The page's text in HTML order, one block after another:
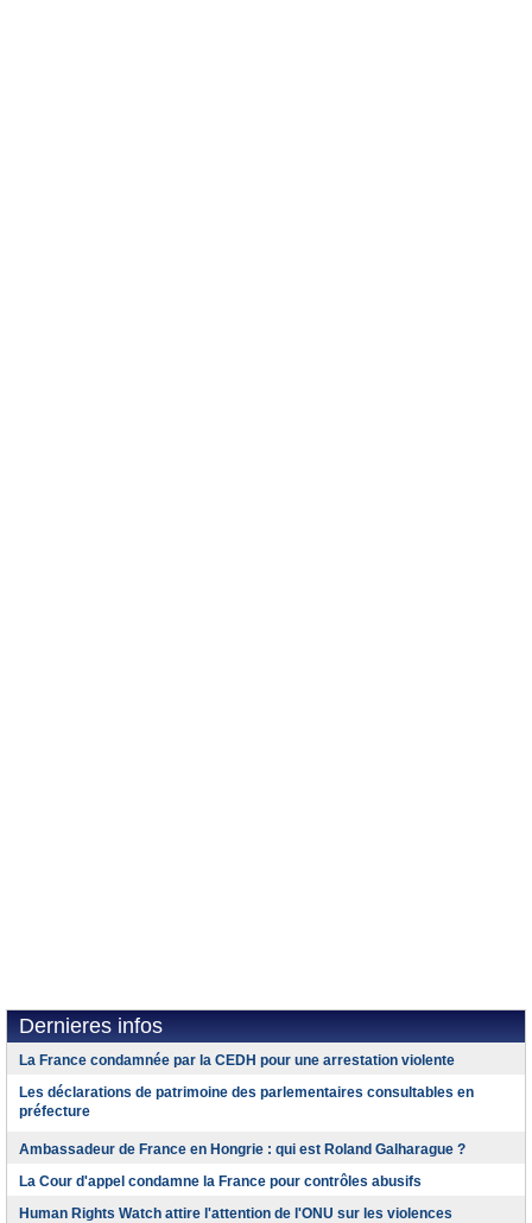
Dernieres infos
La France condamnée par la CEDH pour une arrestation violente
Les déclarations de patrimoine des parlementaires consultables en
préfecture
Ambassadeur de France en Hongrie : qui est Roland Galharague ?
La Cour d'appel condamne la France pour contrôles abusifs
Human Rights Watch attire l'attention de l'ONU sur les violences